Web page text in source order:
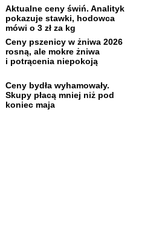
Aktualne ceny świń. Analityk
pokazuje stawki, hodowca
mówi o 3 zł za kg
Ceny pszenicy w żniwa 2026
rosną, ale mokre żniwa
i potrącenia niepokoją
Ceny bydła wyhamowały.
Skupy płacą mniej niż pod
koniec maja